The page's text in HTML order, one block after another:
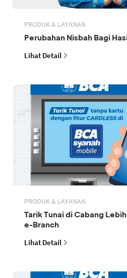
PRODUK & LAYANAN
Perubahan Nisbah Bagi
Lihat Detail
PRODUK & LAYANAN
Tarik Tunai di Cabang
e-Branch
Lihat Detail